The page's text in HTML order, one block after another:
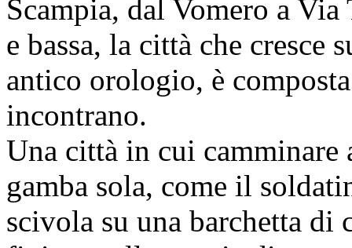
Scampia, dal Vomero a
e bassa, la città che cresce
antico orologio, è
incontrano.
Una città in cui camminare
gamba sola, come il
scivola su una barchetta di